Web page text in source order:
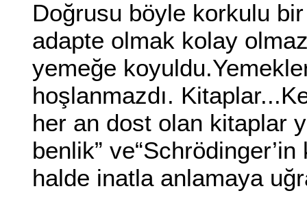
Doğrusu böyle korkulu
adapte olmak kolay
yemeğe
hoşlanmazdı.
her an dost olan kitaplar
benlik”
halde inatla anlamaya